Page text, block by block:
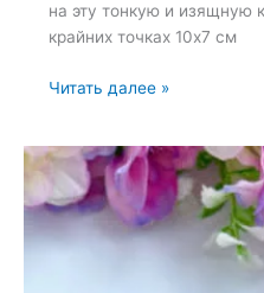
на эту тонкую и изящную
крайних точках 10х7 см
Набор
броши
«Балерина»
Читать далее »